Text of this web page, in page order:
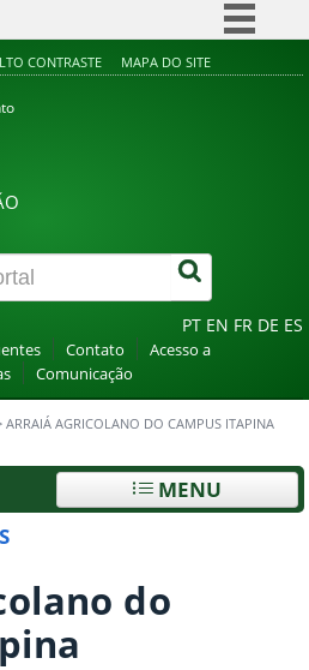
Simplifique!
Canais
CONTRASTE MAPA DO SITE
PT EN FR DE ES
Contato
Acesso a
Comunicação
ARRAIÁ AGRICOLANO DO CAMPUS ITAPINA
MENU
do